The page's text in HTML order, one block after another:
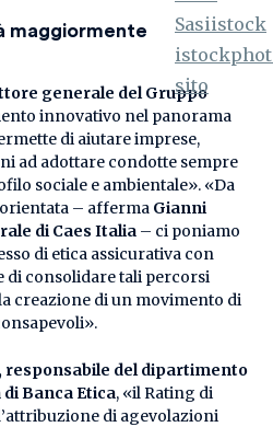
maggiormente
generale del Gruppo
innovativo nel panorama
di aiutare imprese,
ad adottare condotte sempre
sociale e ambientale». «Da
– afferma Gianni
di Caes Italia – ci poniamo
di etica assicurativa con
di consolidare tali percorsi
creazione di un movimento di
responsabile del dipartimento
Banca Etica, «il Rating di
di agevolazioni